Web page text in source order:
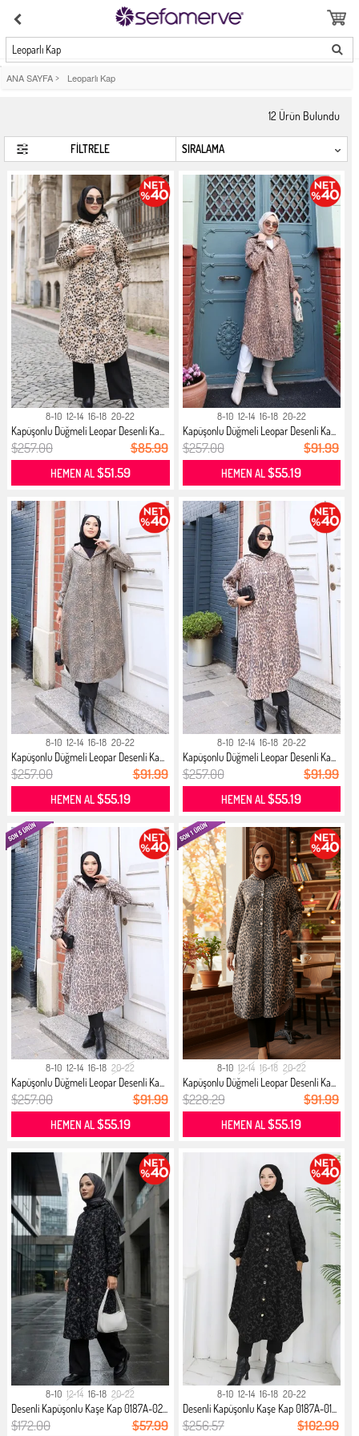
Leoparlı Kap
ANA SAYFA > Leoparlı Kap
12 Ürün Bulundu
FİLTRELE
8-10 12-14 16-18 20-22
Kapüşonlu Düğmeli Leopar Desenli Ka...
$257.00 $85.99
HEMEN AL$51.59
8-10 12-14 16-18 20-22
Kapüşonlu Düğmeli Leopar Desenli Ka...
$257.00 $91.99
HEMEN AL$55.19
8-10 12-14 16-18 20-22
Kapüşonlu Düğmeli Leopar Desenli Ka...
$257.00 $91.99
HEMEN AL$55.19
8-10 12-14 16-18 20-22
Kapüşonlu Düğmeli Leopar Desenli Ka...
$257.00 $91.99
HEMEN AL$55.19
8-10 12-14 16-18 20-22
Kapüşonlu Düğmeli Leopar Desenli Ka...
$257.00 $91.99
HEMEN AL$55.19
8-10 12-14 16-18 20-22
Kapüşonlu Düğmeli Leopar Desenli Ka...
$228.29 $91.99
HEMEN AL$55.19
8-10 12-14 16-18 20-22
Desenli Kapüşonlu Kaşe Kap 0187A-02...
$172.00 $57.99
8-10 12-14 16-18 20-22
Desenli Kapüşonlu Kaşe Kap 0187A-01...
$256.57 $102.99